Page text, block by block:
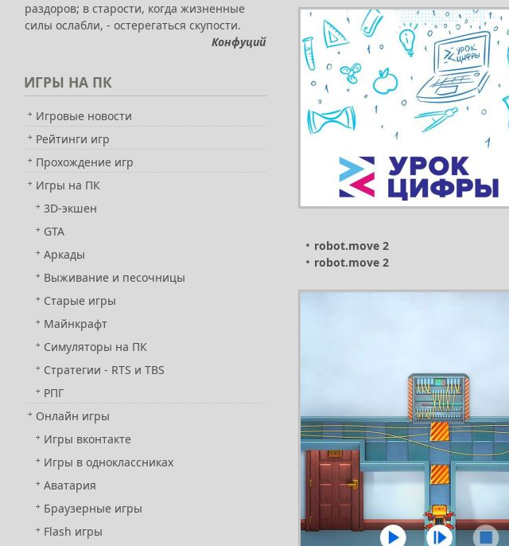
robot.move 2
robot.move 2
раздоров; в старости, когда жизненные
силы ослабли, - остерегаться скупости.
Конфуций
ИГРЫ НА ПК
Игровые новости
Рейтинги игр
Прохождение игр
Игры на ПК
3D-экшен
GTA
Аркады
Выживание и песочницы
Старые игры
Майнкрафт
Симуляторы на ПК
Стратегии - RTS и TBS
РПГ
Онлайн игры
Игры вконтакте
Игры в одноклассниках
Аватария
Браузерные игры
Flash игры